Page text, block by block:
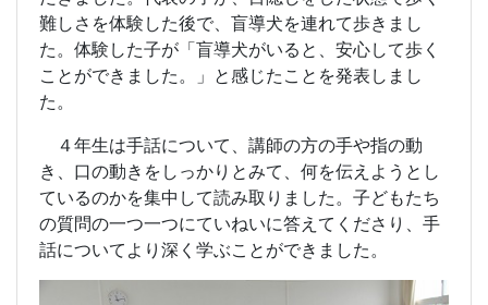
難しさを体験した後で、盲導犬を連れて歩きまし
た。体験した子が「盲導犬がいると、安心して歩く
ことができました。」と感じたことを発表しまし
た。
４年生は手話について、講師の方の手や指の動
き、口の動きをしっかりとみて、何を伝えようとし
ているのかを集中して読み取りました。子どもたち
の質問の一つ一つにていねいに答えてくださり、手
話についてより深く学ぶことができました。